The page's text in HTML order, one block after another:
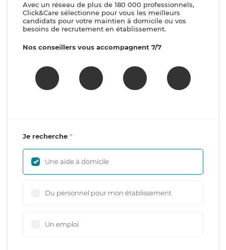
Avec un réseau de plus de 180 000 professionnels,
Click&Care sélectionne pour vous les meilleurs
candidats pour votre maintien à domicile ou vos
besoins de recrutement en établissement.
Nos conseillers vous accompagnent 7/7
Je recherche
Une aide à domicile
Du personnel pour mon établissement
Un emploi